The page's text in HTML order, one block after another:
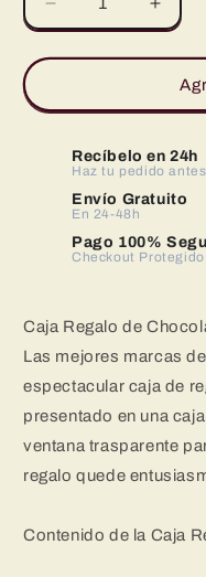
Reducir
cantidad
para
Regalo
Chocolates
Regalo
Original
para
Cumpleańos,
Kinder
Bueno,
Galletas
Chocolate
Biscuits,
Galletas
BReady,
Crunch
para
Caja
|
Regalo
para
Recíbelo en 24h
Haz tu pedido
Envío Gratuito
En 24-48h
Pago 100%
Checkout Protegido
Caja Regalo de
Las mejores marcas
espectacular caja de
presentado en una
ventana trasparente
regalo quede
Contenido de la Caja